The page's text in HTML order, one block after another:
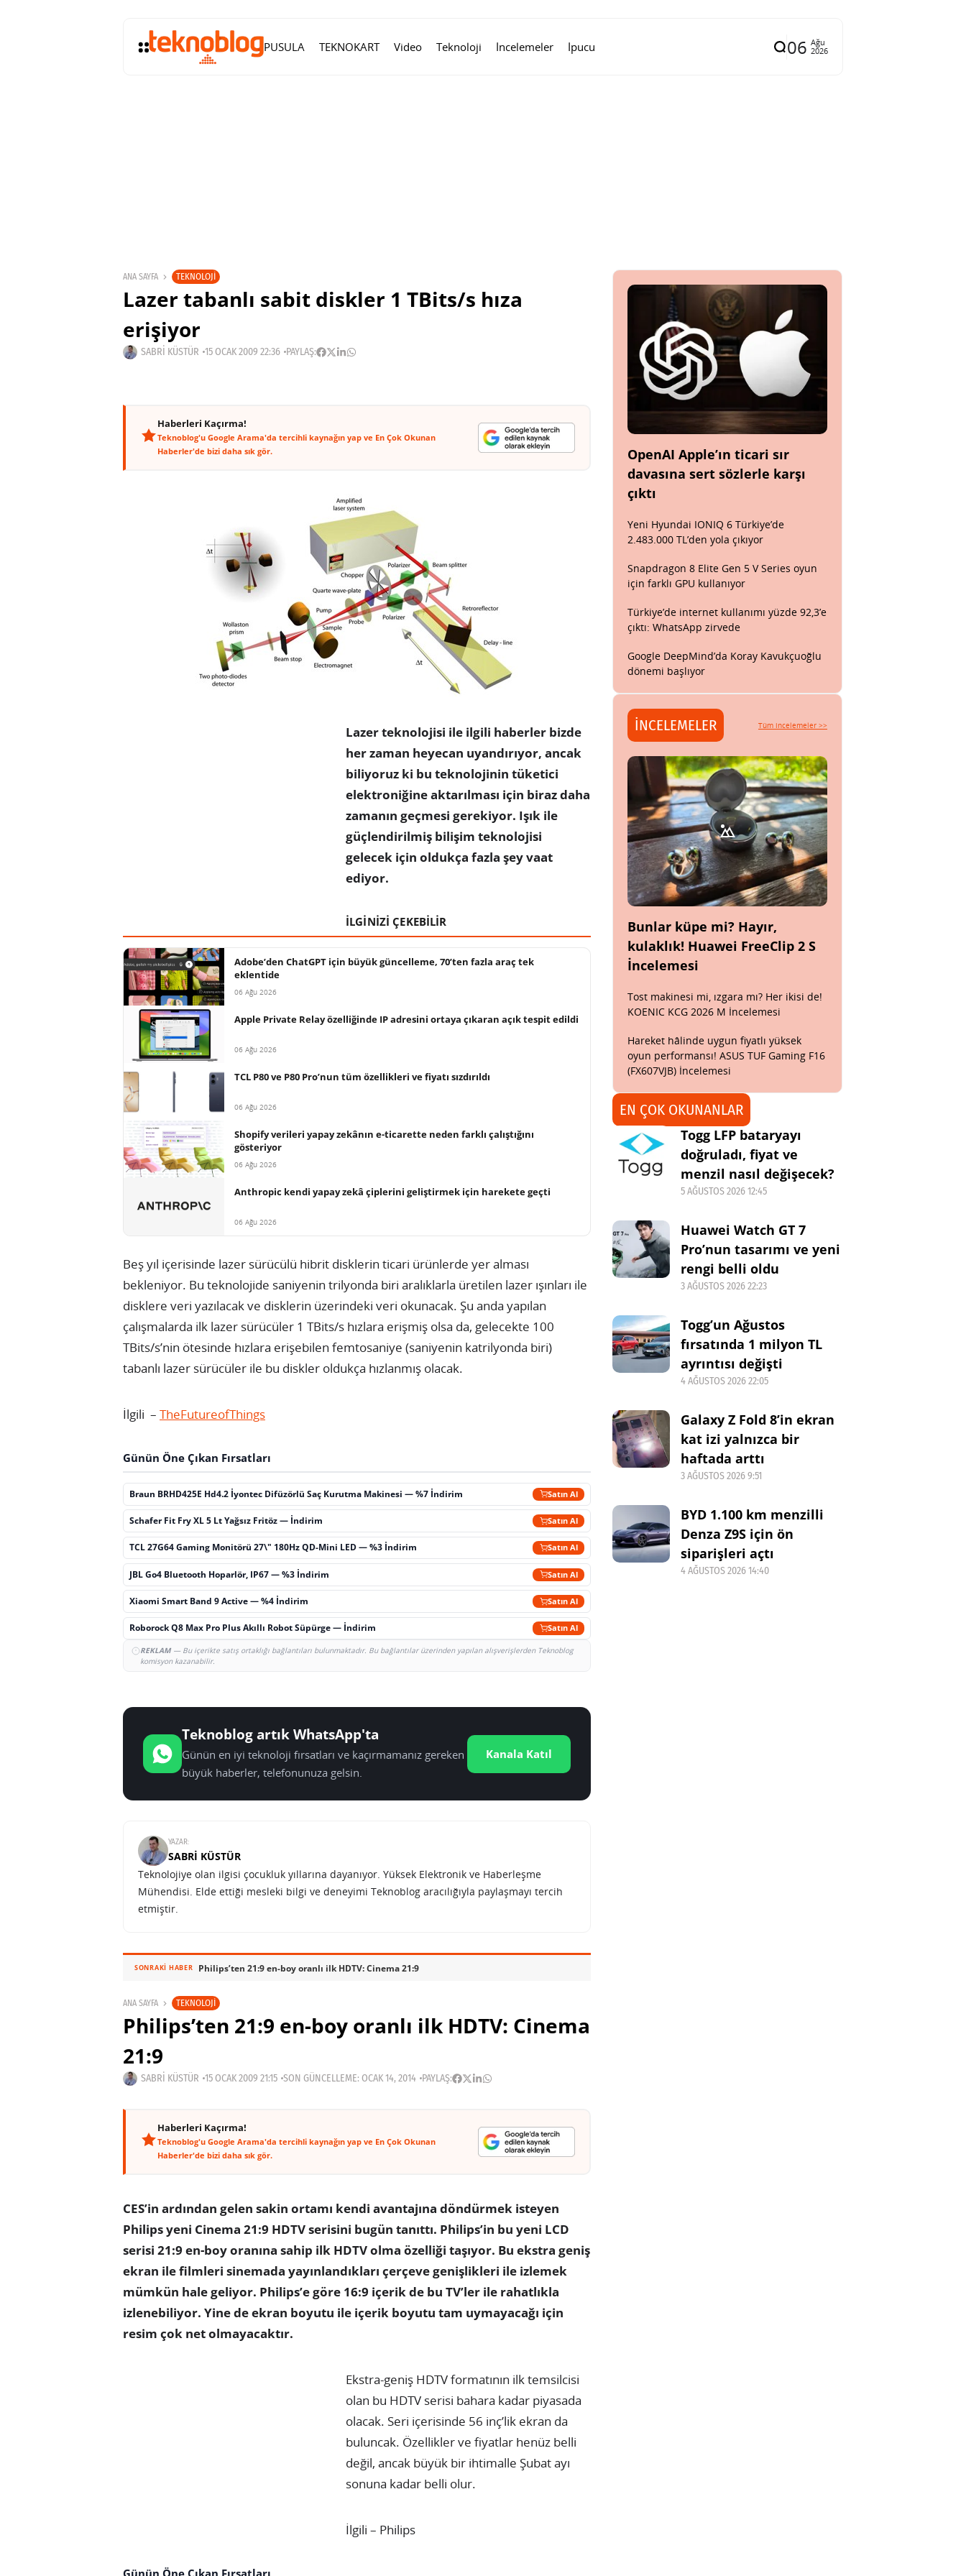
PUSULA TEKNOKART Video Teknoloji İncelemeler İpucu 06 Ağu
2026
ANA SAYFA TEKNOLOJI
Lazer tabanlı sabit diskler 1 TBits/s hıza
erişiyor
SABRI KÜSTÜR 15 OCAK 2009 22:36 PAYLAŞ:
Haberleri Kaçırma!
Teknoblog'u Google Arama'da tercihli kaynağın yap ve En Çok Okunan
Haberler'de bizi daha sık gör.
Lazer teknolojisi ile ilgili haberler bizde
her zaman heyecan uyandırıyor, ancak
biliyoruz ki bu teknolojinin tüketici
elektroniğine aktarılması için biraz daha
zamanın geçmesi gerekiyor. Işık ile
güçlendirilmiş bilişim teknolojisi
gelecek için oldukça fazla şey vaat
ediyor.
İLGİNİZİ ÇEKEBİLİR
Adobe’den ChatGPT için büyük güncelleme, 70’ten fazla araç tek
eklentide
06 Ağu 2026
Apple Private Relay özelliğinde IP adresini ortaya çıkaran açık tespit edildi
06 Ağu 2026
TCL P80 ve P80 Pro’nun tüm özellikleri ve fiyatı sızdırıldı
06 Ağu 2026
Shopify verileri yapay zekânın e-ticarette neden farklı çalıştığını
gösteriyor
06 Ağu 2026
Anthropic kendi yapay zekâ çiplerini geliştirmek için harekete geçti
06 Ağu 2026
Beş yıl içerisinde lazer sürücülü hibrit disklerin ticari ürünlerde yer alması
bekleniyor. Bu teknolojide saniyenin trilyonda biri aralıklarla üretilen lazer ışınları ile
disklere veri yazılacak ve disklerin üzerindeki veri okunacak. Şu anda yapılan
çalışmalarda ilk lazer sürücüler 1 TBits/s hızlara erişmiş olsa da, gelecekte 100
TBits/s’nin ötesinde hızlara erişebilen femtosaniye (saniyenin katrilyonda biri)
tabanlı lazer sürücüler ile bu diskler oldukça hızlanmış olacak.
İlgili – TheFutureofThings
Günün Öne Çıkan Fırsatları
Braun BRHD425E Hd4.2 İyontec Difüzörlü Saç Kurutma Makinesi — %7 İndirim Satın Al
Schafer Fit Fry XL 5 Lt Yağsız Fritöz — İndirim Satın Al
TCL 27G64 Gaming Monitörü 27\" 180Hz QD-Mini LED — %3 İndirim Satın Al
JBL Go4 Bluetooth Hoparlör, IP67 — %3 İndirim Satın Al
Xiaomi Smart Band 9 Active — %4 İndirim Satın Al
Roborock Q8 Max Pro Plus Akıllı Robot Süpürge — İndirim Satın Al
REKLAM— Bu içerikte satış ortaklığı bağlantıları bulunmaktadır. Bu bağlantılar üzerinden yapılan alışverişlerden Teknoblog
komisyon kazanabilir.
Teknoblog artık WhatsApp'ta
Günün en iyi teknoloji fırsatları ve kaçırmamanız gereken
büyük haberler, telefonunuza gelsin.
Kanala Katıl
YAZAR:
SABRI KÜSTÜR
Teknolojiye olan ilgisi çocukluk yıllarına dayanıyor. Yüksek Elektronik ve Haberleşme
Mühendisi. Elde ettiği mesleki bilgi ve deneyimi Teknoblog aracılığıyla paylaşmayı tercih
etmiştir.
SONRAKI HABER Philips’ten 21:9 en-boy oranlı ilk HDTV: Cinema 21:9
ANA SAYFA TEKNOLOJI
Philips’ten 21:9 en-boy oranlı ilk HDTV: Cinema
21:9
SABRI KÜSTÜR 15 OCAK 2009 21:15 SON GÜNCELLEME: OCAK 14, 2014 PAYLAŞ:
Haberleri Kaçırma!
Teknoblog'u Google Arama'da tercihli kaynağın yap ve En Çok Okunan
Haberler'de bizi daha sık gör.
CES’in ardından gelen sakin ortamı kendi avantajına döndürmek isteyen
Philips yeni Cinema 21:9 HDTV serisini bugün tanıttı. Philips’in bu yeni LCD
serisi 21:9 en-boy oranına sahip ilk HDTV olma özelliği taşıyor. Bu ekstra geniş
ekran ile filmleri sinemada yayınlandıkları çerçeve genişlikleri ile izlemek
mümkün hale geliyor. Philips’e göre 16:9 içerik de bu TV’ler ile rahatlıkla
izlenebiliyor. Yine de ekran boyutu ile içerik boyutu tam uymayacağı için
resim çok net olmayacaktır.
Ekstra-geniş HDTV formatının ilk temsilcisi
olan bu HDTV serisi bahara kadar piyasada
olacak. Seri içerisinde 56 inç’lik ekran da
buluncak. Özellikler ve fiyatlar henüz belli
değil, ancak büyük bir ihtimalle Şubat ayı
sonuna kadar belli olur.
İlgili – Philips
OpenAI Apple’ın ticari sır
davasına sert sözlerle karşı
çıktı
Yeni Hyundai IONIQ 6 Türkiye’de
2.483.000 TL’den yola çıkıyor
Snapdragon 8 Elite Gen 5 V Series oyun
için farklı GPU kullanıyor
Türkiye’de internet kullanımı yüzde 92,3’e
çıktı: WhatsApp zirvede
Google DeepMind’da Koray Kavukçuoğlu
dönemi başlıyor
İNCELEMELER Tüm incelemeler >>
Bunlar küpe mi? Hayır,
kulaklık! Huawei FreeClip 2 S
İncelemesi
Tost makinesi mi, ızgara mı? Her ikisi de!
KOENIC KCG 2026 M İncelemesi
Hareket hâlinde uygun fiyatlı yüksek
oyun performansı! ASUS TUF Gaming F16
(FX607VJB) İncelemesi
EN ÇOK OKUNANLAR
Togg LFP bataryayı
doğruladı, fiyat ve
menzil nasıl değişecek?
5 AĞUSTOS 2026 12:45
Huawei Watch GT 7
Pro’nun tasarımı ve yeni
rengi belli oldu
3 AĞUSTOS 2026 22:23
Togg’un Ağustos
fırsatında 1 milyon TL
ayrıntısı değişti
4 AĞUSTOS 2026 22:05
Galaxy Z Fold 8’in ekran
kat izi yalnızca bir
haftada arttı
3 AĞUSTOS 2026 9:51
BYD 1.100 km menzilli
Denza Z9S için ön
siparişleri açtı
4 AĞUSTOS 2026 14:40